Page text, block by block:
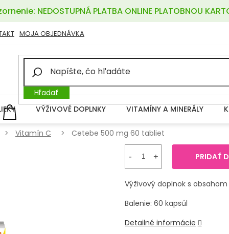
NEDOSTUPNÁ PLATBA ONLINE PLATOBNOU
MOJA OBJEDNÁVKA
Hľadať
NÁKUPNÝ
KOŠÍK
VÝŽIVOVÉ DOPLNKY VITAMÍNY A MINERÁLY
Vitamín C Cetebe 500 mg 60 tabliet
PRIDAŤ
Výživový doplnok s
Balenie: 60 kapsúl
Detailné informácie